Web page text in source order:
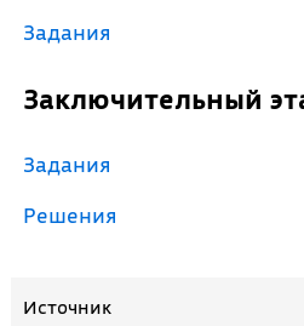
Задания
Заключительный
Задания
Решения
Источник